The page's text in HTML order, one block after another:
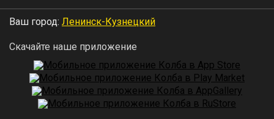
Ваш город: Ленинск-Кузнецкий
Скачайте наше приложение